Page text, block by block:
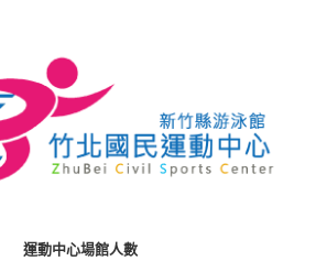
運動中心場館人數